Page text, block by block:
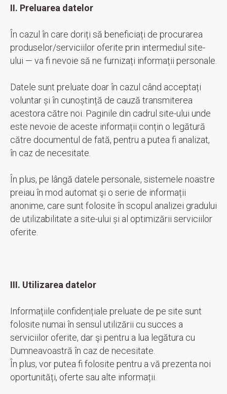
II. Preluarea datelor
În cazul în care doriți să beneficiați de procurarea
produselor/serviciilor oferite prin intermediul site-
ului — va fi nevoie să ne furnizați informații personale.
Datele sunt preluate doar în cazul când acceptați
voluntar și în cunoștință de cauză transmiterea
acestora către noi. Paginile din cadrul site-ului unde
este nevoie de aceste informații conțin o legătură
către documentul de fată, pentru a putea fi analizat,
în caz de necesitate.
În plus, pe lângă datele personale, sistemele noastre
preiau în mod automat şi o serie de informații
anonime, care sunt folosite în scopul analizei gradului
de utilizabilitate a site-ului și al optimizării serviciilor
oferite.
III. Utilizarea datelor
Informațiile confidențiale preluate de pe site sunt
folosite numai în sensul utilizării cu succes a
serviciilor oferite, dar şi pentru a lua legătura cu
Dumneavoastră în caz de necesitate.
În plus, vor putea fi folosite pentru a vă prezenta noi
oportunități, oferte sau alte informații.